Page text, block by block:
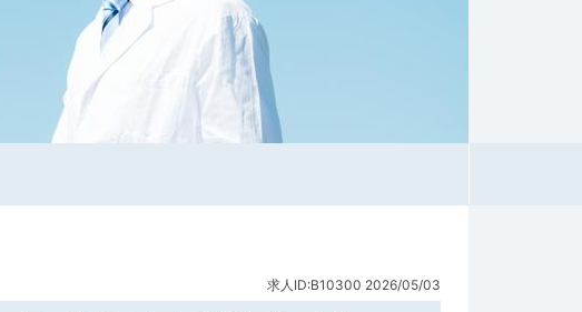
求人ID:B10300 2026/05/03